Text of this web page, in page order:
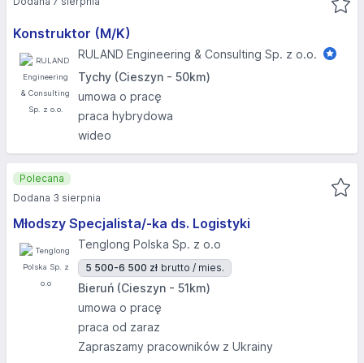
Konstruktor (M/K)
RULAND Engineering & Consulting Sp. z o.o.
Tychy (Cieszyn - 50km)
umowa o pracę
praca hybrydowa
wideo
Młodszy Specjalista/-ka ds. Logistyki
Tenglong Polska Sp. z o.o
5 500-6 500 zł brutto / mies.
Bieruń (Cieszyn - 51km)
umowa o pracę
praca od zaraz
Zapraszamy pracowników z Ukrainy
Polecana
Dodana 3 sierpnia